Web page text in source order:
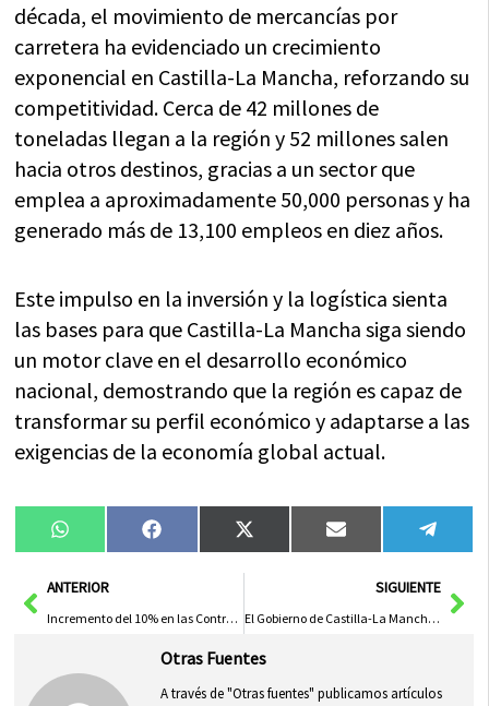
década, el movimiento de mercancías por
carretera ha evidenciado un crecimiento
exponencial en Castilla-La Mancha, reforzando su
competitividad. Cerca de 42 millones de
toneladas llegan a la región y 52 millones salen
hacia otros destinos, gracias a un sector que
emplea a aproximadamente 50,000 personas y ha
generado más de 13,100 empleos en diez años.
Este impulso en la inversión y la logística sienta
las bases para que Castilla-La Mancha siga siendo
un motor clave en el desarrollo económico
nacional, demostrando que la región es capaz de
transformar su perfil económico y adaptarse a las
exigencias de la economía global actual.
Compartir
en
WhatsAppCompartir
en
FacebookCompartir
en
X
(Twitter)
Compartir
en
Email
en
AntANTERIOR
Incremento del 10% en las Contrataciones Temporales en CLM para 2025
SIGUIENTE
El Gobierno de Castilla-La Mancha Invierte Millones para Impulsar la Juventud en el Sector Agrícola
Otras Fuentes
A través de "Otras fuentes" publicamos artículos